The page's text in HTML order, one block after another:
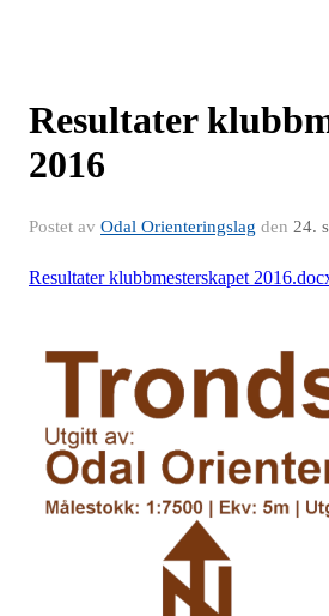
Resultater
2016
Postet av Odal Orienteringslag den 24.
Resultater klubbmesterskapet